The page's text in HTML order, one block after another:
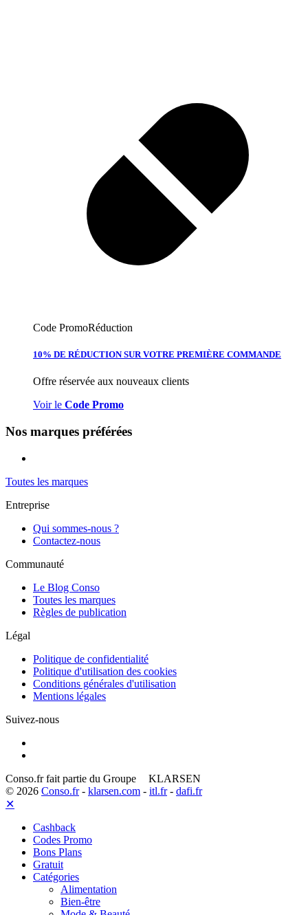
Code PromoRéduction
10% DE RÉDUCTION SUR VOTRE PREMIÈRE COMMANDE
Offre réservée aux nouveaux clients
Voir le Code Promo
Nos marques préférées
Toutes les marques
Entreprise
Qui sommes-nous ?
Contactez-nous
Communauté
Le Blog Conso
Toutes les marques
Règles de publication
Légal
Politique de confidentialité
Politique d'utilisation des cookies
Conditions générales d'utilisation
Mentions légales
Suivez-nous
Conso.fr fait partie du Groupe
KLARSEN
© 2026 Conso.fr- klarsen.com - itl.fr- dafi.fr
✕
Cashback
Codes Promo
Bons Plans
Gratuit
Catégories
Alimentation
Bien-être